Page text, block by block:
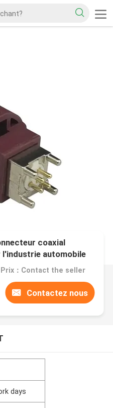
coaxial
l'industrie automobile
Prix：Contact the seller
Contactez nous
days